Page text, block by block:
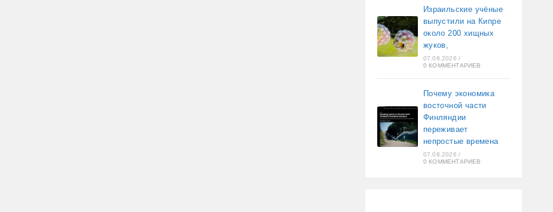
Израильские учёные
выпустили на Кипре
около 200 хищных
жуков,
07.08.2026 /
0 КОММЕНТАРИЕВ
Почему экономика
восточной части
Финляндии
переживает
непростые времена
07.08.2026 /
0 КОММЕНТАРИЕВ